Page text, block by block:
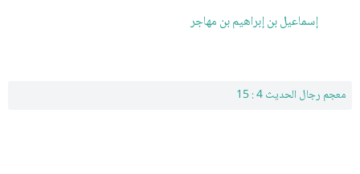
إسماعيل بن إبراهيم بن مهاجر
معجم رجال الحديث 4 : 15